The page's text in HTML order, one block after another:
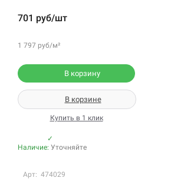
701 руб/шт
1 797 руб/м²
В корзину
В корзине
Купить в 1 клик
✓
Наличие: Уточняйте
Арт: 474029